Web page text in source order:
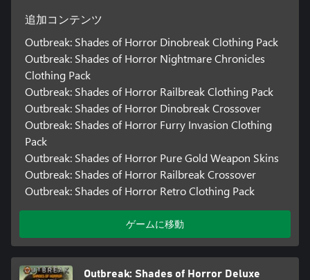
追加コンテンツ
Outbreak: Shades of Horror Dinobreak Clothing Pack
Outbreak: Shades of Horror Nightmare Chronicles
Clothing Pack
Outbreak: Shades of Horror Railbreak Clothing Pack
Outbreak: Shades of Horror Dinobreak Crossover
Outbreak: Shades of Horror Furry Invasion Clothing
Pack
Outbreak: Shades of Horror Pure Gold Weapon Skins
Outbreak: Shades of Horror Railbreak Crossover
Outbreak: Shades of Horror Retro Clothing Pack
ゲームに移動
Outbreak: Shades of Horror Deluxe